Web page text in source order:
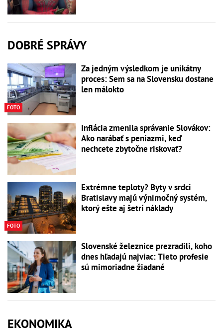
DOBRÉ SPRÁVY
FOTO
Za jedným výsledkom je unikátny
proces: Sem sa na Slovensku dostane
len málokto
Inflácia zmenila správanie Slovákov:
Ako narábať s peniazmi, keď
nechcete zbytočne riskovať?
FOTO
Extrémne teploty? Byty v srdci
Bratislavy majú výnimočný systém,
ktorý ešte aj šetrí náklady
Slovenské železnice prezradili, koho
dnes hľadajú najviac: Tieto profesie
sú mimoriadne žiadané
EKONOMIKA